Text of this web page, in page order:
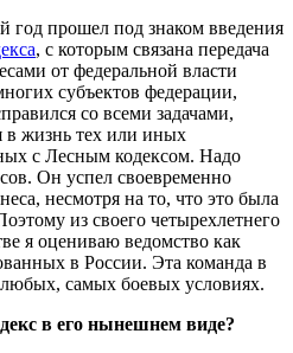
год прошел под знаком введения
, с которым связана передача
от федеральной власти
субъектов федерации,
со всеми задачами,
жизнь тех или иных
с Лесным кодексом. Надо
Он успел своевременно
несмотря на то, что это была
из своего четырехлетнего
я оцениваю ведомство как
в России. Эта команда в
любых, самых боевых условиях.
в его нынешнем виде?